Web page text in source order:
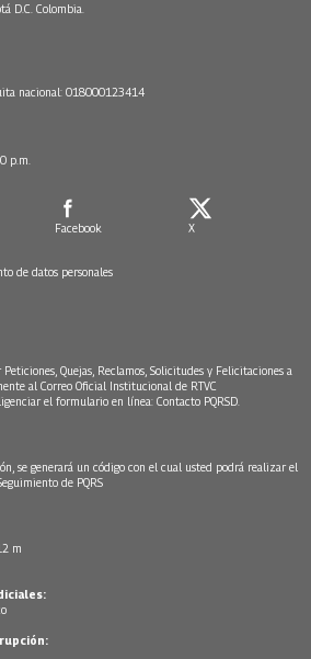
D.C. Colombia.
nacional: 018000123414
p.m.
Facebook X
de datos personales
Quejas, Reclamos, Solicitudes y Felicitaciones a
al Correo Oficial Institucional de RTVC
el formulario en línea: Contacto PQRSD.
se generará un código con el cual usted podrá realizar el
de PQRS
m